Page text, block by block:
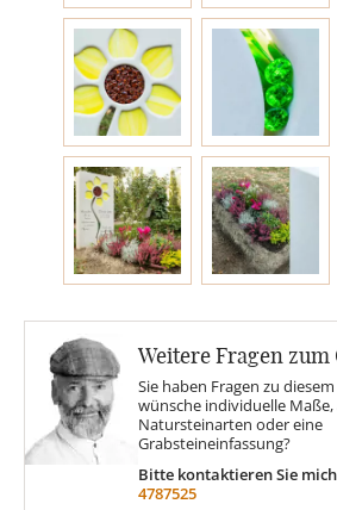
MOTIVE
Glas
Rose
Findling
MATERIAL
Weitere Fragen
Sie haben Fragen zu
wünsche individuelle
Natursteinarten oder eine
Grabsteineinfassung?
Bitte kontaktieren Sie
4787525